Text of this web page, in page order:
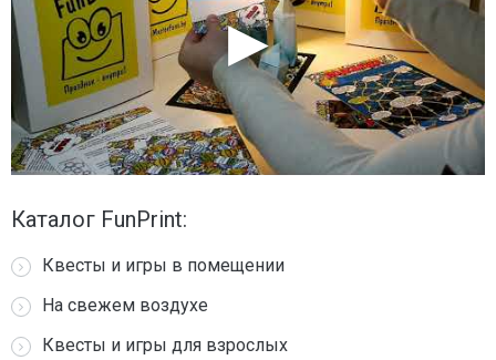
Каталог FunPrint:
Квесты и игры в помещении
На свежем воздухе
Квесты и игры для взрослых